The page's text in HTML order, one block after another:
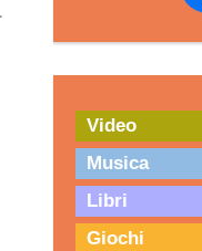
Video
Musica
Libri
Giochi